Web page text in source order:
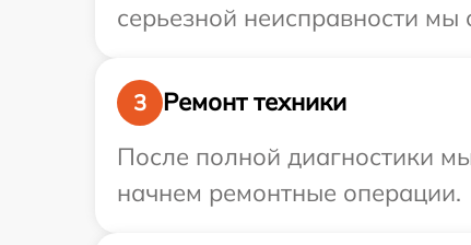
серьезной неисправности мы
3
Ремонт техники
После полной диагностики
начнем ремонтные операции.